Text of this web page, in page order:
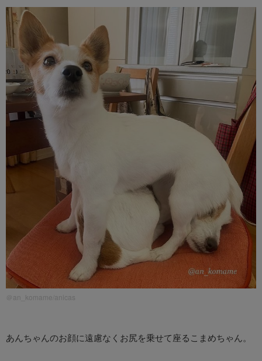
＠an_komame/anicas
あんちゃんのお顔に遠慮なくお尻を乗せて座るこまめちゃん。